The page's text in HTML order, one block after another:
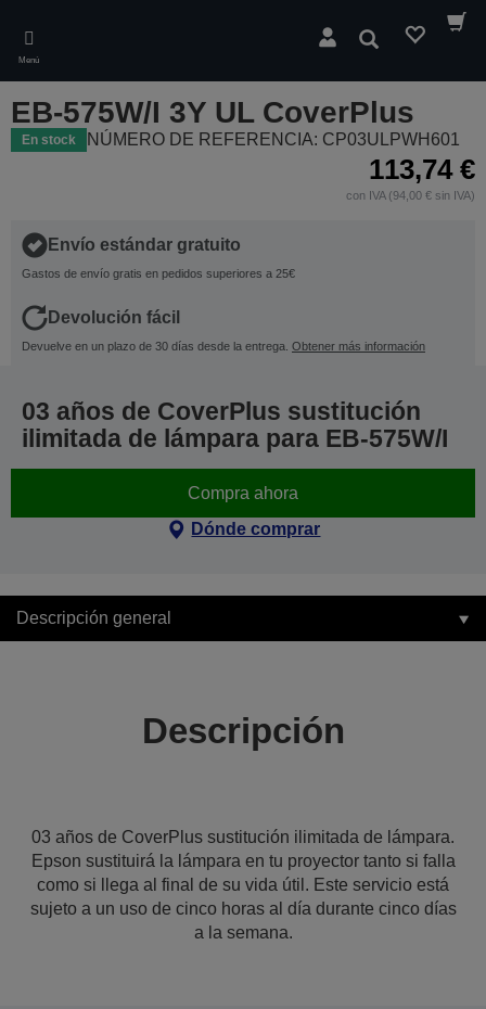
main
content
Menú
Buscar
EB-575W/I 3Y UL CoverPlus
En stock NÚMERO DE REFERENCIA: CP03ULPWH601
113,74 €
con IVA (94,00 € sin IVA)
Envío estándar gratuito
Gastos de envío gratis en pedidos superiores a 25€
Devolución fácil
Devuelve en un plazo de 30 días desde la entrega. Obtener más información
03 años de CoverPlus sustitución
ilimitada de lámpara para EB-575W/I
Compra ahora
Dónde comprar
Descripción general
Descripción
03 años de CoverPlus sustitución ilimitada de lámpara.
Epson sustituirá la lámpara en tu proyector tanto si falla
como si llega al final de su vida útil. Este servicio está
sujeto a un uso de cinco horas al día durante cinco días
a la semana.